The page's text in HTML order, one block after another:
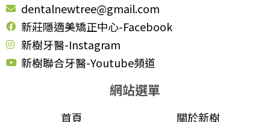
dentalnewtree@gmail.com
新莊隱適美矯正中心-Facebook
新樹牙醫-Instagram
新樹聯合牙醫-Youtube頻道
網站選單
首頁 關於新樹